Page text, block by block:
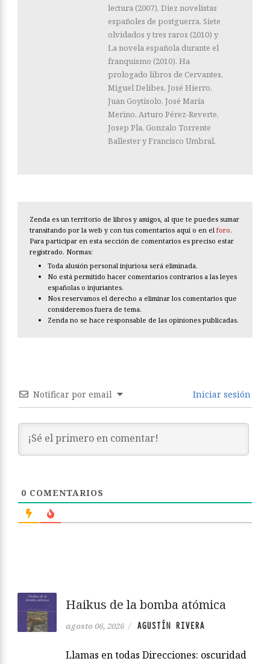
lectura (2007), Diez novelistas
españoles de postgue­rra. Siete
olvidados y tres raros (2010) y
La novela española durante el
franquismo (2010). Ha
prologado libros de Cervantes,
Miguel Delibes, José Hierro,
Juan Goytisolo, José María
Merino, Arturo Pérez-Reverte,
Josep Pla, Gonzalo Torrente
Ballester y Francisco Umbral.
Zenda es un territorio de libros y amigos, al que te puedes sumar
transitando por la web y con tus comentarios aquí o en el foro.
Para participar en esta sección de comentarios es preciso estar
registrado. Normas:
Toda alusión personal injuriosa será eliminada.
No está permitido hacer comentarios contrarios a las leyes
españolas o injuriantes.
Nos reservamos el derecho a eliminar los comentarios que
consideremos fuera de tema.
Zenda no se hace responsable de las opiniones publicadas.
Notificar por email Iniciar sesión
0 COMENTARIOS
Haikus de la bomba atómica
agosto 06, 2026 / AGUSTÍN RIVERA
Llamas en todas Direcciones: oscuridad